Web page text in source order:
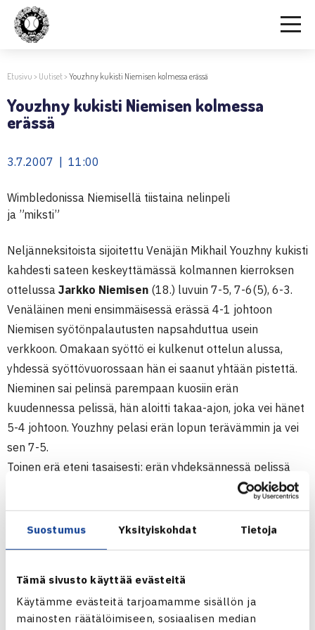
Suostumus Yksityiskohdat Tietoja
Tämä sivusto käyttää evästeitä
Käytämme evästeitä tarjoamamme sisällön ja
mainosten räätälöimiseen, sosiaalisen median
Etusivu > Uutiset>Youzhny kukisti Niemisen kolmessa erässä
Youzhny kukisti Niemisen kolmessa
erässä
3.7.2007 | 11:00
Wimbledonissa Niemisellä tiistaina nelinpeli
ja ”miksti”
Neljänneksitoista sijoitettu Venäjän Mikhail Youzhny kukisti
kahdesti sateen keskeyttämässä kolmannen kierroksen
ottelussa Jarkko Niemisen (18.) luvuin 7-5, 7-6(5), 6-3.
Venäläinen meni ensimmäisessä erässä 4-1 johtoon
Niemisen syötönpalautusten napsahduttua usein
verkkoon. Omakaan syöttö ei kulkenut ottelun alussa,
yhdessä syöttövuorossaan hän ei saanut yhtään pistettä.
Nieminen sai pelinsä parempaan kuosiin erän
kuudennessa pelissä, hän aloitti takaa-ajon, joka vei hänet
5-4 johtoon. Youzhny pelasi erän lopun terävämmin ja vei
sen 7-5.
Toinen erä eteni tasaisesti; erän yhdeksännessä pelissä
Youzhnylla oli murtomahdollisuus, mutta Nieminen kesti ja
Youzhny paransi peliään vieden tie-breakin 7-5.
Kolmannessakin erässä Youzhny pelasi tärkeät pisteet
kohtaaminen ja venäläisen kolmas voitto.
Nieminen eteni Wimbledonissa viime vuonna kierrosta
pidemmälle, puolivälieriin. Turnaus ei kuitenkaan ole hänen